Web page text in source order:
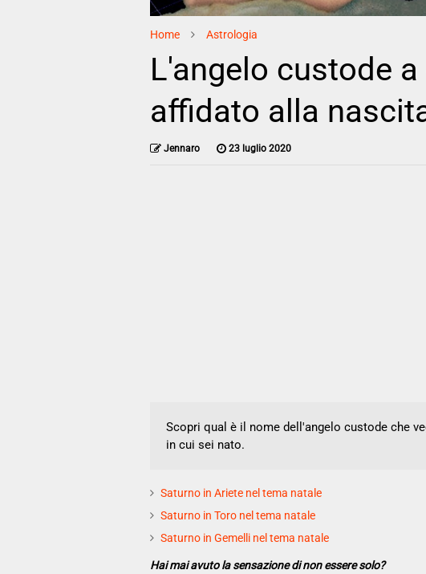
Home Astrologia
L'angelo custode
affidato alla
Jennaro 23 luglio 2020
Scopri qual è il nome dell'angelo custode che
in cui sei nato.
Saturno in Ariete nel tema natale
Saturno in Toro nel tema natale
Saturno in Gemelli nel tema natale
Hai mai avuto la sensazione di non essere solo?